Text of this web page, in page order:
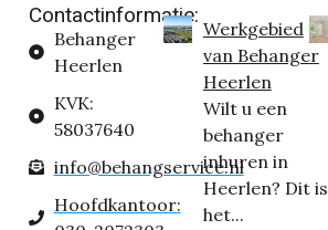
Contactinformatie:
Behanger
Heerlen
KVK:
58037640
info@behangservice.nl
Hoofdkantoor:
Werkgebied
van Behanger
Heerlen
Wilt u een
behanger
inhuren in
Heerlen? Dit is
het...